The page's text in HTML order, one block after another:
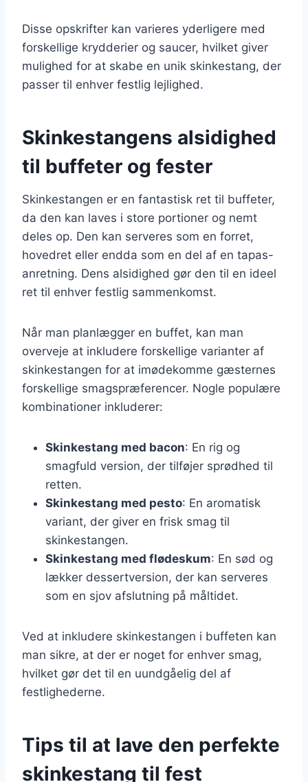
Disse opskrifter kan varieres yderligere med
forskellige krydderier og saucer, hvilket giver
mulighed for at skabe en unik skinkestang, der
passer til enhver festlig lejlighed.
Skinkestangens alsidighed
til buffeter og fester
Skinkestangen er en fantastisk ret til buffeter,
da den kan laves i store portioner og nemt
deles op. Den kan serveres som en forret,
hovedret eller endda som en del af en tapas-
anretning. Dens alsidighed gør den til en ideel
ret til enhver festlig sammenkomst.
Når man planlægger en buffet, kan man
overveje at inkludere forskellige varianter af
skinkestangen for at imødekomme gæsternes
forskellige smagspræferencer. Nogle populære
kombinationer inkluderer:
Skinkestang med bacon: En rig og
smagfuld version, der tilføjer sprødhed til
retten.
Skinkestang med pesto: En aromatisk
variant, der giver en frisk smag til
skinkestangen.
Skinkestang med flødeskum: En sød og
lækker dessertversion, der kan serveres
som en sjov afslutning på måltidet.
Ved at inkludere skinkestangen i buffeten kan
man sikre, at der er noget for enhver smag,
hvilket gør det til en uundgåelig del af
festlighederne.
Tips til at lave den perfekte
skinkestang til fest